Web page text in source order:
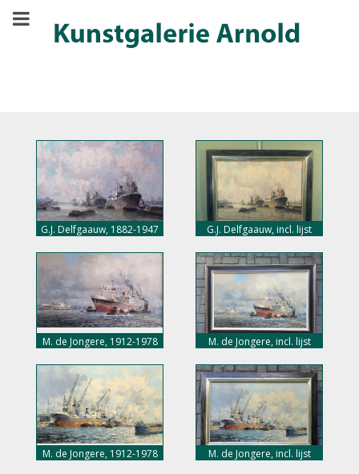
G.J. Delfgaauw, 1882-1947 G.J. Delfgaauw, incl. lijst
M. de Jongere, 1912-1978 M. de Jongere, incl. lijst
M. de Jongere, 1912-1978 M. de Jongere, incl. lijst